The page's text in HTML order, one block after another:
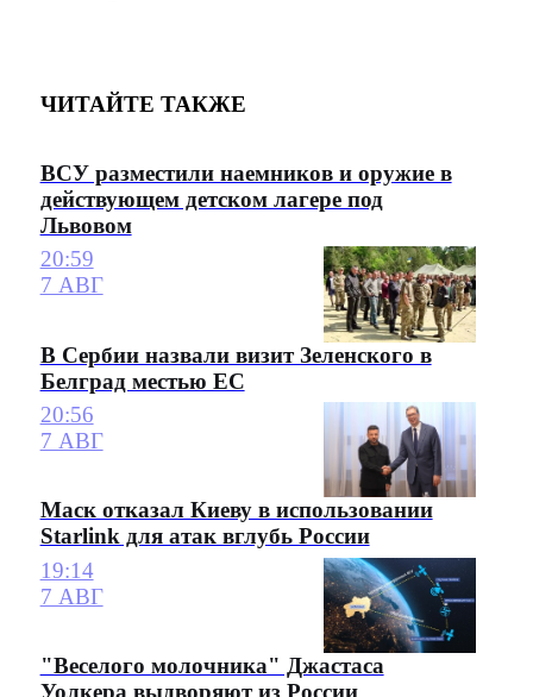
ЧИТАЙТЕ ТАКЖЕ
ВСУ разместили наемников и оружие в
действующем детском лагере под
Львовом
20:59
7 АВГ
В Сербии назвали визит Зеленского в
Белград местью ЕС
20:56
7 АВГ
Маск отказал Киеву в использовании
Starlink для атак вглубь России
19:14
7 АВГ
"Веселого молочника" Джастаса
Уолкера выдворяют из России